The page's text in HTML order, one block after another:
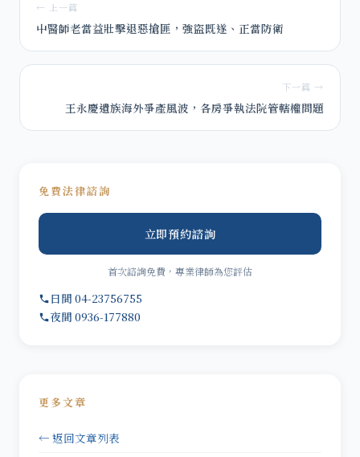
← 上一篇
中醫師老當益壯擊退惡搶匪，強盜既遂、正當防衛
下一篇 →
王永慶遺族海外爭產風波，各房爭執法院管轄權問題
免費法律諮詢
立即預約諮詢
首次諮詢免費，專業律師為您評估
日間 04-23756755
夜間 0936-177880
更多文章
← 返回文章列表